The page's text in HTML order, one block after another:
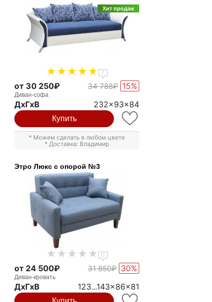
Хит продаж
7
от 30 250₽ 34 788₽ 15%
Диван-софа
ДxГxВ 232x93x84
Купить
* Можем сделать в любом цвете
* Доставка: Владимир
Этро Люкс с опорой №3
0
от 24 500₽ 31 850₽ 30%
Диван-кровать
ДxГxВ 123...143x86x81